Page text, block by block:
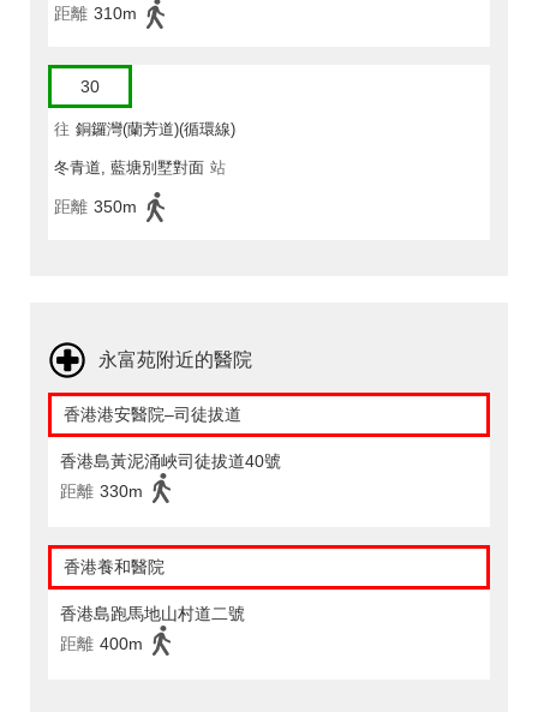
距離 310m
30
往 銅鑼灣(蘭芳道)(循環線)
冬青道, 藍塘別墅對面 站
距離 350m
永富苑附近的醫院
香港港安醫院–司徒拔道
香港島黃泥涌峽司徒拔道40號
距離 330m
香港養和醫院
香港島跑馬地山村道二號
距離 400m